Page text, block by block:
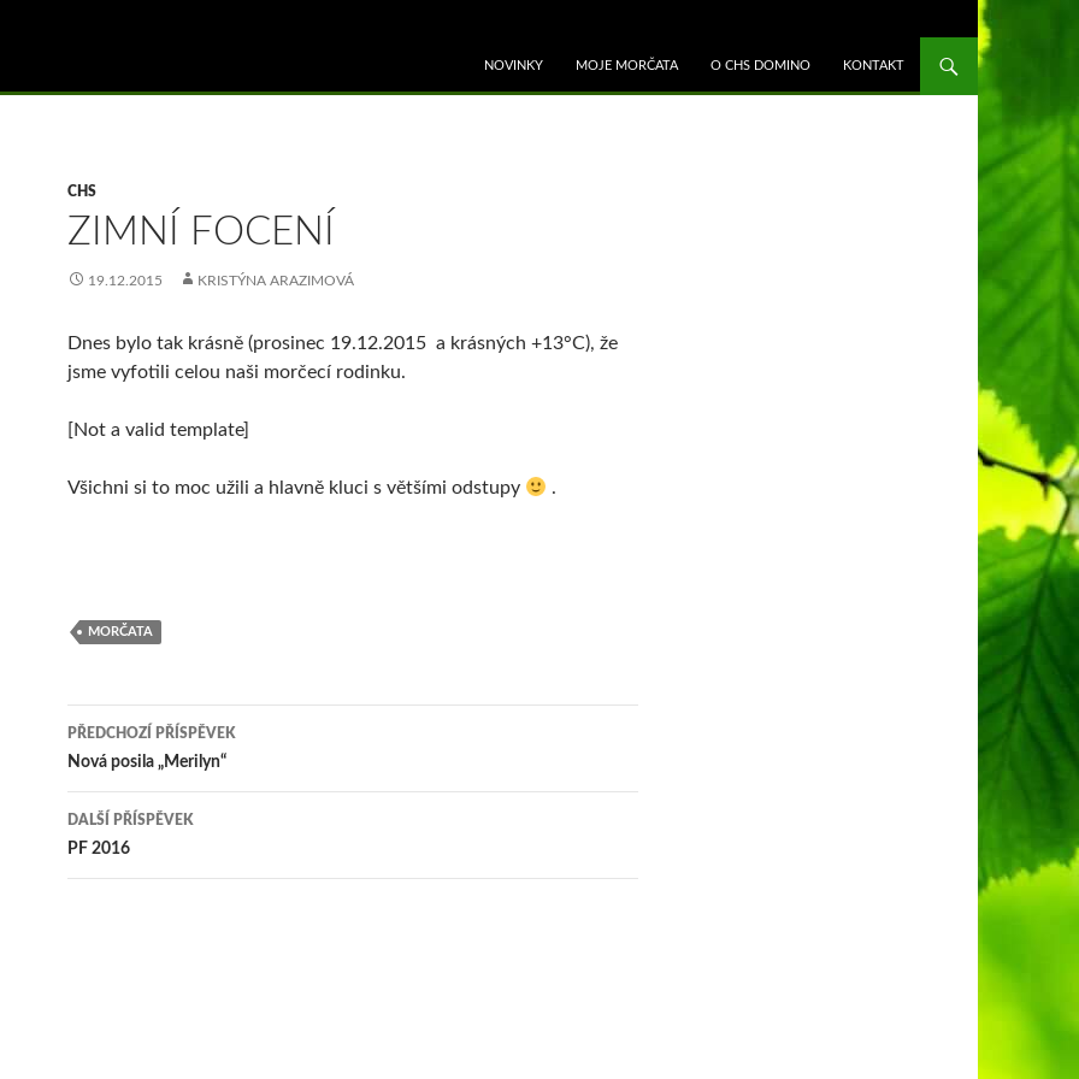
NOVINKY
MOJE MORČATA O CHS DOMINO KONTAKT
CHS
ZIMNÍ FOCENÍ
19.12.2015 KRISTÝNA ARAZIMOVÁ
Dnes bylo tak krásně (prosinec 19.12.2015 a krásných +13°C), že
jsme vyfotili celou naši morčecí rodinku.
[Not a valid template]
Všichni si to moc užili a hlavně kluci s většími odstupy .
MORČATA
Navigace
pro
příspěvek
PŘEDCHOZÍ PŘÍSPĚVEK
Nová posila „Merilyn“
DALŠÍ PŘÍSPĚVEK
PF 2016